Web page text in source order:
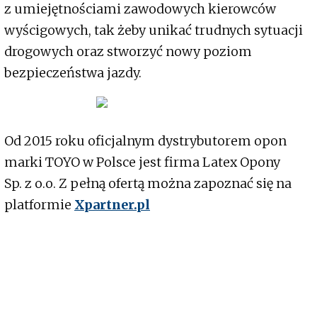
z umiejętnościami zawodowych kierowców
wyścigowych, tak żeby unikać trudnych sytuacji
drogowych oraz stworzyć nowy poziom
bezpieczeństwa jazdy.
Od 2015 roku oficjalnym dystrybutorem opon
marki TOYO w Polsce jest firma Latex Opony
Sp. z o.o. Z pełną ofertą można zapoznać się na
platformie Xpartner.pl